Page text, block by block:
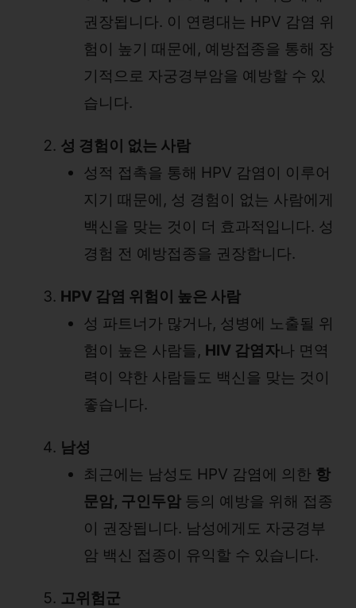
권장됩니다. 이 연령대는 HPV 감염 위
험이 높기 때문에, 예방접종을 통해 장
기적으로 자궁경부암을 예방할 수 있
습니다.
성 경험이 없는 사람
성적 접촉을 통해 HPV 감염이 이루어
지기 때문에, 성 경험이 없는 사람에게
백신을 맞는 것이 더 효과적입니다. 성
경험 전 예방접종을 권장합니다.
HPV 감염 위험이 높은 사람
성 파트너가 많거나, 성병에 노출될 위
험이 높은 사람들, HIV 감염자나 면역
력이 약한 사람들도 백신을 맞는 것이
좋습니다.
남성
최근에는 남성도 HPV 감염에 의한 항
문암, 구인두암등의 예방을 위해 접종
이 권장됩니다. 남성에게도 자궁경부
암 백신 접종이 유익할 수 있습니다.
고위험군